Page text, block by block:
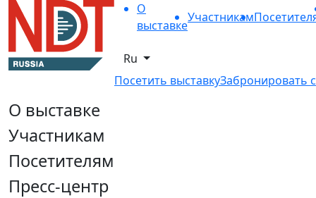
О
выставке
Участникам
Ru
Посетить выставкуЗабронировать
О выставке
Участникам
Посетителям
Пресс-центр